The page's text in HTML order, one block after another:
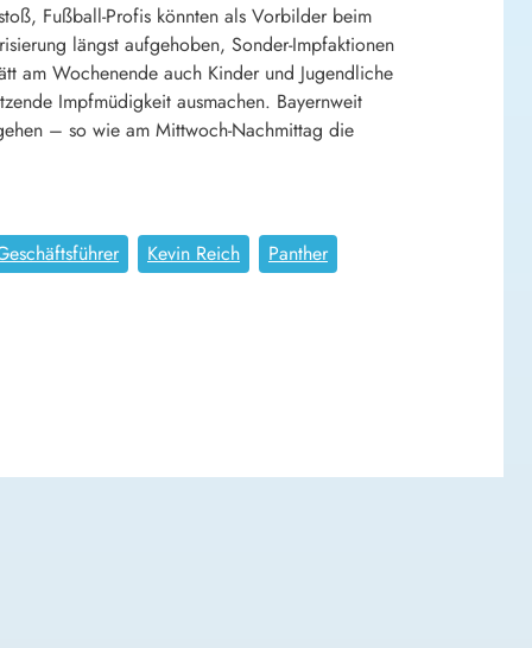
Fußball-Profis könnten als Vorbilder beim
längst aufgehoben, Sonder-Impfaktionen
am Wochenende auch Kinder und Jugendliche
Impfmüdigkeit ausmachen. Bayernweit
– so wie am Mittwoch-Nachmittag die
Kevin Reich
Panther